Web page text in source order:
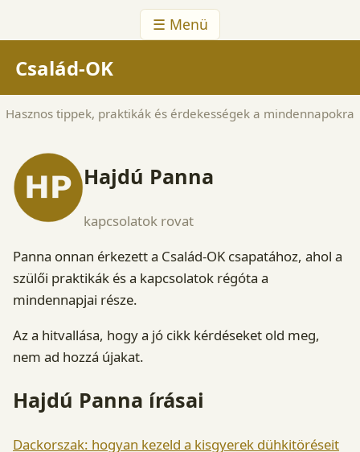
☰ Menü
Család-OK
Hasznos tippek, praktikák és érdekességek a mindennapokra
Hajdú Panna
kapcsolatok rovat
Panna onnan érkezett a Család-OK csapatához, ahol a
szülői praktikák és a kapcsolatok régóta a
mindennapjai része.
Az a hitvallása, hogy a jó cikk kérdéseket old meg,
nem ad hozzá újakat.
Hajdú Panna írásai
Dackorszak: hogyan kezeld a kisgyerek dühkitöréseit